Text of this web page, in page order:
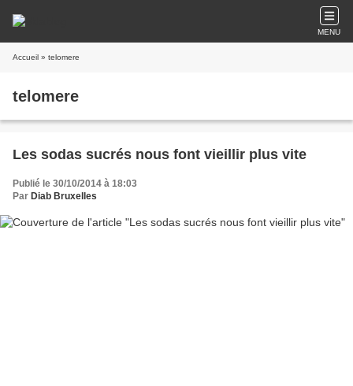
MENU
Accueil » telomere
telomere
Les sodas sucrés nous font vieillir plus vite
Publié le 30/10/2014 à 18:03
Par Diab Bruxelles